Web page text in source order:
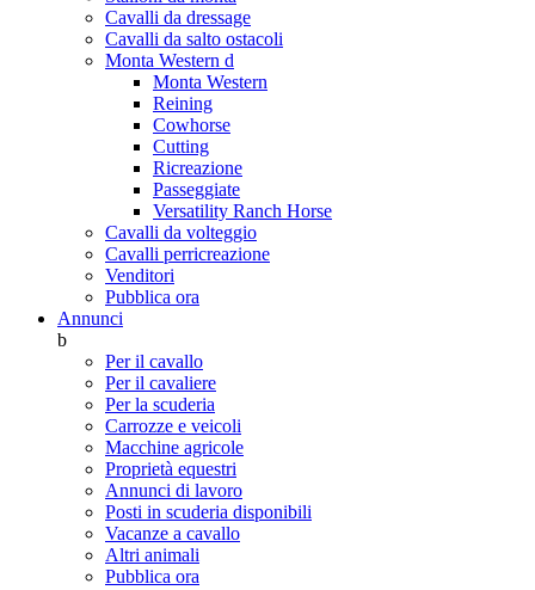
Cavalli da dressage
Cavalli da salto ostacoli
Monta Western d
Monta Western
Reining
Cowhorse
Cutting
Ricreazione
Passeggiate
Versatility Ranch Horse
Cavalli da volteggio
Cavalli perricreazione
Venditori
Pubblica ora
Annunci
b
Per il cavallo
Per il cavaliere
Per la scuderia
Carrozze e veicoli
Macchine agricole
Proprietà equestri
Annunci di lavoro
Posti in scuderia disponibili
Vacanze a cavallo
Altri animali
Pubblica ora